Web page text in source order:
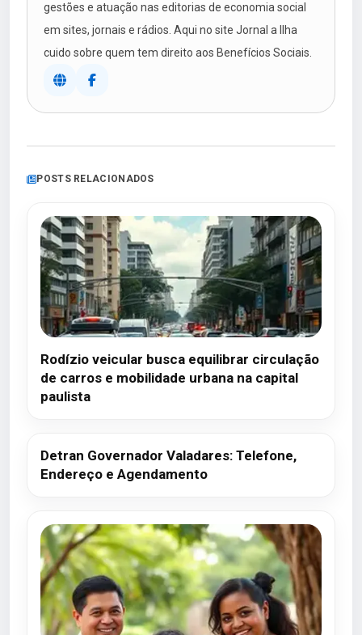
gestões e atuação nas editorias de economia social
em sites, jornais e rádios. Aqui no site Jornal a Ilha
cuido sobre quem tem direito aos Benefícios Sociais.
POSTS RELACIONADOS
Rodízio veicular busca equilibrar circulação
de carros e mobilidade urbana na capital
paulista
Detran Governador Valadares: Telefone,
Endereço e Agendamento